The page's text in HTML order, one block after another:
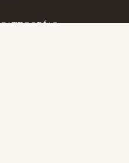
CATEGORÍAS